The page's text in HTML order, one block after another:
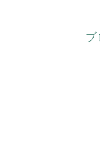
ブ